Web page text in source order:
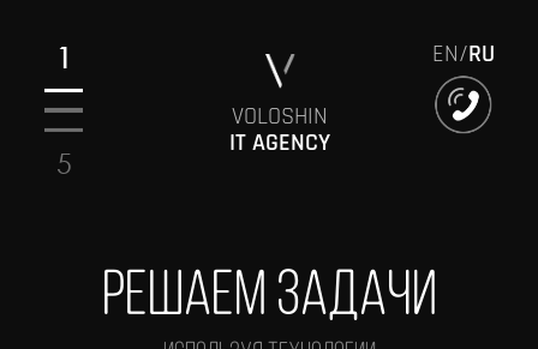
VOLOSHIN
IT AGENCY
EN/RU
Реклама
Начать
1
5
Решаем задачи